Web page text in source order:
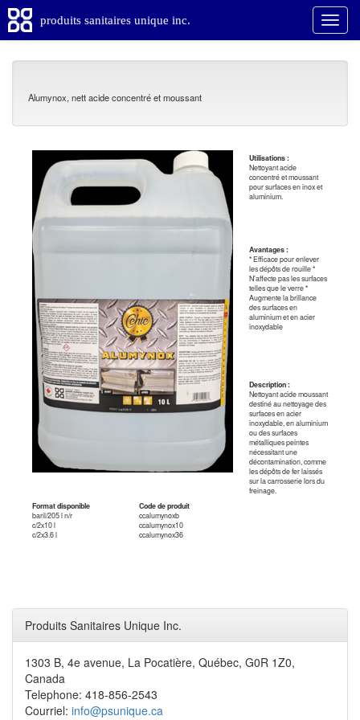
produits sanitaires unique inc.
Alumynox, nett acide concentré et moussant
Format disponible
Code de produit
baril/205 l n/r
ccalumynoxb
c/2x10 l
ccalumynox10
c/2x3.6 l
ccalumynox36
Utilisations :
Nettoyant acide
concentré et moussant
pour surfaces en inox et
aluminium.
Avantages :
* Efficace pour enlever
les dépôts de rouille *
N’affecte pas les surfaces
telles que le verre *
Augmente la brillance
des surfaces en
aluminium et en acier
inoxydable
Description :
Nettoyant acide moussant
destiné au nettoyage des
surfaces en acier
inoxydable, en aluminium
ou des surfaces
métalliques peintes
nécessitant une
décontamination, comme
les dépôts de fer laissés
sur la carrosserie lors du
freinage.
Produits Sanitaires Unique Inc.
1303 B, 4e avenue, La Pocatière, Québec, G0R 1Z0,
Canada
Telephone: 418-856-2543
Courriel: info@psunique.ca